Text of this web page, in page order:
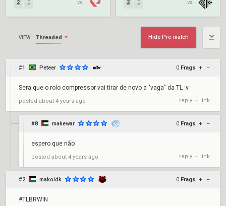
2 0 vs. 2 0 vs.
VIEW: Threaded Hide Pre-match
#1 Peteer 0 Frags + –
Sera que o rolo compressor vai tirar de novo a "vaga" da TL :v
posted about 4 years ago reply • link
#8 makewar 0 Frags + –
espero que não
posted about 4 years ago reply • link
#2 makoidk 0 Frags + –
#TLBRWIN